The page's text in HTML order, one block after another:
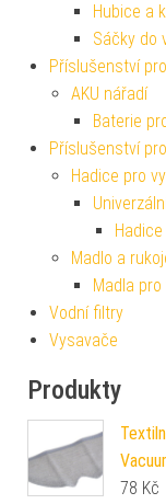
Hubice a
Sáčky do
Příslušenství
AKU nářadí
Baterie
Příslušenství
Hadice pro
Madlo a
Madla
Vodní filtry
Vysavače
Produkty
78 Kč